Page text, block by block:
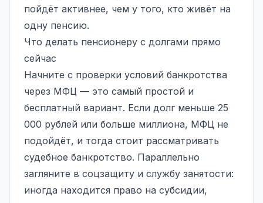
пойдёт активнее, чем у того, кто живёт на
одну пенсию.
Что делать пенсионеру с долгами прямо
сейчас
Начните с проверки условий банкротства
через МФЦ — это самый простой и
бесплатный вариант. Если долг меньше 25
000 рублей или больше миллиона, МФЦ не
подойдёт, и тогда стоит рассматривать
судебное банкротство. Параллельно
загляните в соцзащиту и службу занятости:
иногда находится право на субсидии,